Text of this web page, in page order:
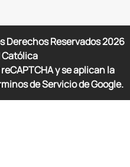
Derechos Reservados2026
Católica
y se aplican la
de Servicio de Google.